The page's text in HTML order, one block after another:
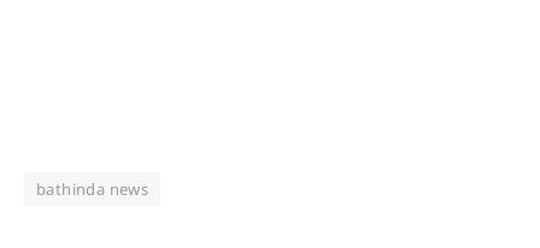
bathinda news